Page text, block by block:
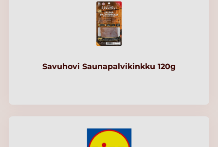
Savuhovi Saunapalvikinkku 120g